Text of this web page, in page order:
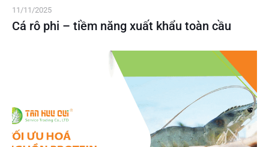
11/11/2025
Cá rô phi – tiềm năng xuất khẩu toàn cầu